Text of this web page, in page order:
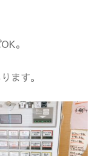
。
ます。